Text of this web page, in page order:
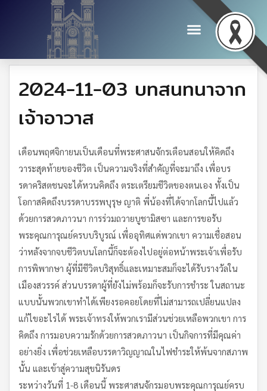
2024-11-03 บทสนทนาจาก
เจ้าอาวาส
เดือนพฤศจิกายนเป็นเดือนที่พระศาสนจักรเตือนสอนให้คิดถึง
วาระสุดท้ายของชีวิต เป็นความจริงที่สำคัญที่จะมาถึง เพื่อบร
รดาคริสตชนจะได้หวนคิดถึง ตระเตรียมชีวิตของตนเอง ทั้งเป็น
โอกาสคิดถึงบรรดาบรรพบุรุษ ญาติ พี่น้องที่ได้จากโลกนี้ไปแล้ว
ด้วยการสวดภาวนา การร่วมถวายบูชามิสซา และการขอรับ
พระคุณการุณย์ครบบริบูรณ์ เพื่ออุทิศแด่พวกเขา ความเชื่อสอน
ว่าหลังจากจบชีวิตบนโลกนี้ก็จะต้องไปอยู่ต่อหน้าพระเจ้าเพื่อรับ
การพิพากษา ผู้ที่มีชีวิตบริสุทธิ์และเหมาะสมก็จะได้รับรางวัลใน
เมืองสวรรค์ ส่วนบรรดาผู้ที่ยังไม่พร้อมก็จะรับการชำระ ในสถานะ
แบบนั้นพวกเขาทำได้เพียงรอคอยโดยที่ไม่สามารถเปลี่ยนแปลง
แก้ไขอะไรได้ พระเจ้าทรงให้พวกเรามีส่วนช่วยเหลือพวกเขา การ
คิดถึง การมอบความรักด้วยการสวดภาวนา เป็นกิจการที่มีคุณค่า
อย่างยิ่ง เพื่อช่วยเหลือบรรดาวิญญาณในไฟชำระให้พ้นจากสภาพ
นั้น และเข้าสู่ความสุขนิรันดร
ระหว่างวันที่ 1-8 เดือนนี้ พระศาสนจักรมอบพระคุณการุณย์ครบ